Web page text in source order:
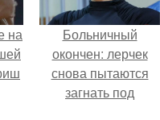
на
Больничный
окончен: лерчек
снова пытаются
загнать под